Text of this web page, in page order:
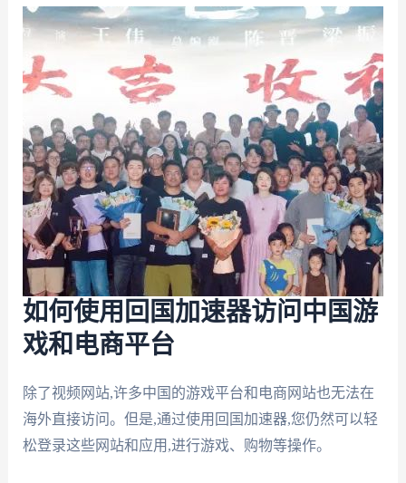
如何使用回国加速器访问中国游
戏和电商平台
除了视频网站,许多中国的游戏平台和电商网站也无法在
海外直接访问。但是,通过使用回国加速器,您仍然可以轻
松登录这些网站和应用,进行游戏、购物等操作。